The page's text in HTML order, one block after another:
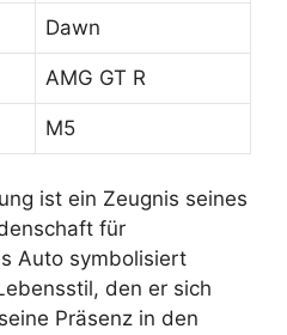
Dawn
AMG GT R
M5
ist ein Zeugnis seines
für
Auto symbolisiert
den er sich
Präsenz in den